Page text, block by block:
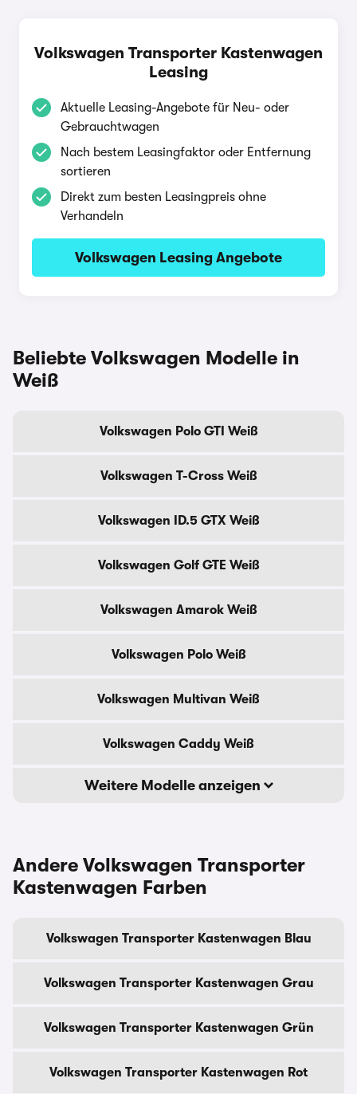
Volkswagen Transporter Kastenwagen
Leasing
Aktuelle Leasing-Angebote für Neu- oder
Gebrauchtwagen
Nach bestem Leasingfaktor oder Entfernung
sortieren
Direkt zum besten Leasingpreis ohne
Verhandeln
Volkswagen Leasing Angebote
Beliebte Volkswagen Modelle in
Weiß
Volkswagen Polo GTI Weiß
Volkswagen T-Cross Weiß
Volkswagen ID.5 GTX Weiß
Volkswagen Golf GTE Weiß
Volkswagen Amarok Weiß
Volkswagen Polo Weiß
Volkswagen Multivan Weiß
Volkswagen Caddy Weiß
Weitere Modelle anzeigen
Andere Volkswagen Transporter
Kastenwagen Farben
Volkswagen Transporter Kastenwagen Blau
Volkswagen Transporter Kastenwagen Grau
Volkswagen Transporter Kastenwagen Grün
Volkswagen Transporter Kastenwagen Rot